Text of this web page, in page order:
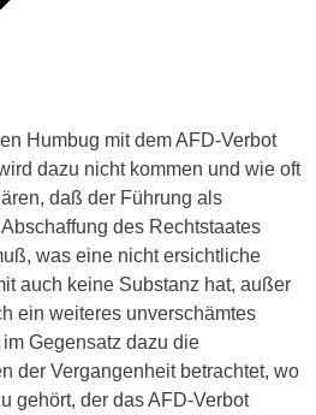
Humbug mit dem AFD-Verbot
dazu nicht kommen und wie oft
daß der Führung als
des Rechtstaates
was eine nicht ersichtliche
auch keine Substanz hat, außer
ein weiteres unverschämtes
Gegensatz dazu die
der Vergangenheit betrachtet, wo
gehört, der das AFD-Verbot